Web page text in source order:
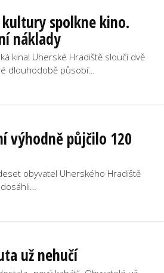
spolkne kino.
náklady
kina! Uherské Hradiště sloučí dvě
dlouhodobě působí…
výhodně půjčilo 120
obyvatel Uherského Hradiště
už nehučí